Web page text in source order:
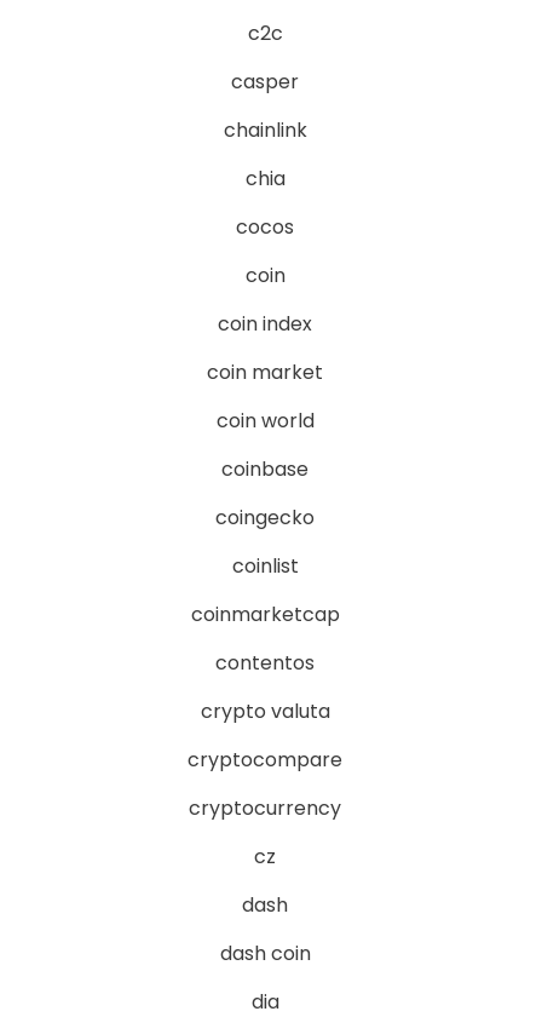
c2c
casper
chainlink
chia
cocos
coin
coin index
coin market
coin world
coinbase
coingecko
coinlist
coinmarketcap
contentos
crypto valuta
cryptocompare
cryptocurrency
cz
dash
dash coin
dia